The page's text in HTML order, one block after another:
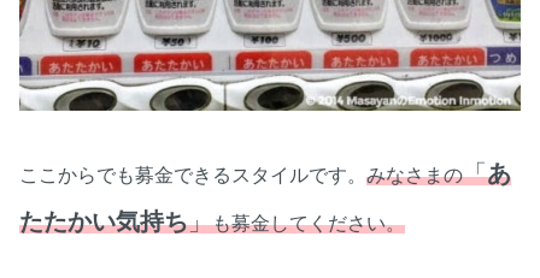
ここからでも募金できるスタイルです。 みなさまの「あ
たたかい気持ち」も募金してください。